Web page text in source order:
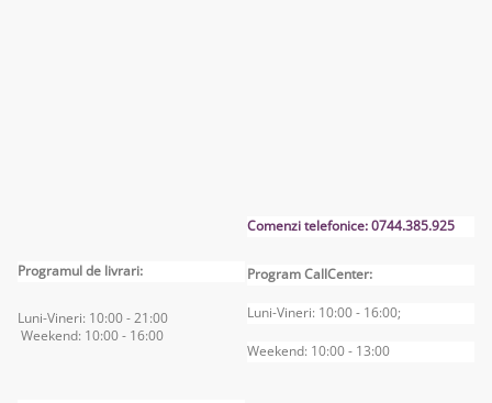
Programul de livrari:
Luni-Vineri: 10:00 - 21:00
Weekend: 10:00 - 16:00
Comenzi telefonice: 0744.385.925
Program CallCenter:
Luni-Vineri: 10:00 - 16:00;
Weekend: 10:00 - 13:00